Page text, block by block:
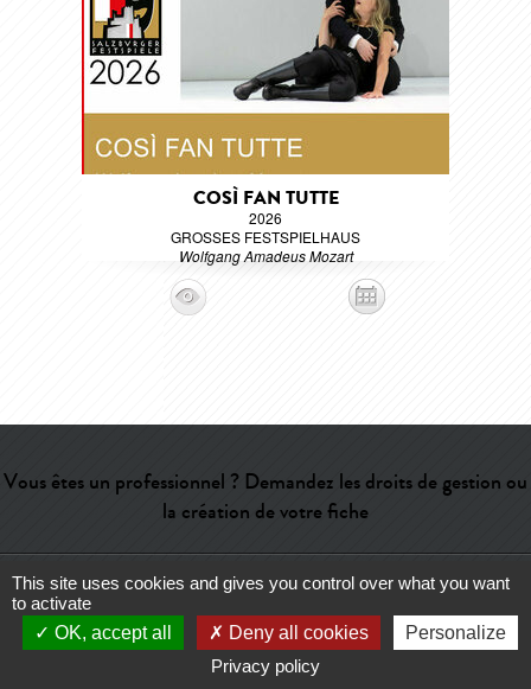
COSÌ FAN TUTTE
2026
GROSSES FESTSPIELHAUS
Wolfgang Amadeus Mozart
Vous êtes un professionnel ? Demandez les droits de gestion ou
la création de votre fiche
Aide-Contact-Admin-Lexique-CGU-Qui sommes-nous ?-
This site uses cookies and gives you control over what you want
to activate
OK, accept all
Deny all cookies
Personalize
Privacy policy